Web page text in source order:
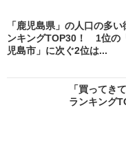
「鹿児島県」の人口の多い
ンキングTOP30！ 1位の
児島市」に次ぐ2位は...
「買ってき
ランキング